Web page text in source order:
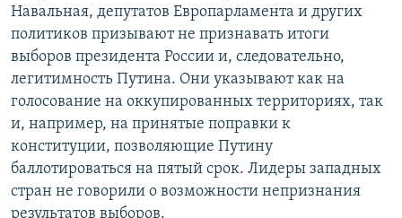
Навальная, депутатов Европарламента и других
политиков призывают не признавать итоги
выборов президента России и, следовательно,
легитимность Путина. Они указывают как на
голосование на оккупированных территориях, так
и, например, на принятые поправки к
конституции, позволяющие Путину
баллотироваться на пятый срок. Лидеры западных
стран не говорили о возможности непризнания
результатов выборов.